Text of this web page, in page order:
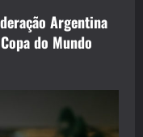
Argentina
do Mundo